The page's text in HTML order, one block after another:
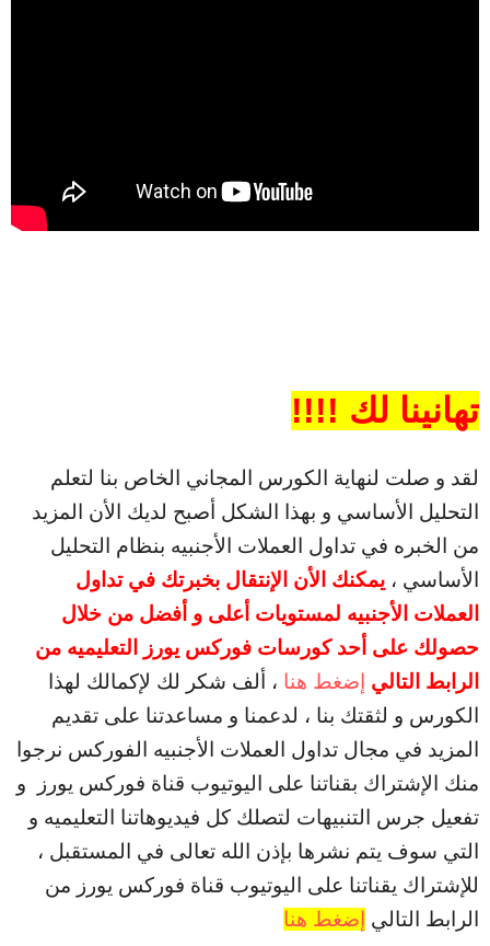
تهانينا لك !!!!
لقد و صلت لنهاية الكورس المجاني الخاص بنا لتعلم
التحليل الأساسي و بهذا الشكل أصبح لديك الأن المزيد
من الخبره في تداول العملات الأجنبيه بنظام التحليل
الأساسي ، يمكنك الأن الإنتقال بخبرتك في تداول
العملات الأجنبيه لمستويات أعلى و أفضل من خلال
حصولك على أحد كورسات فوركس يورز التعليميه من
الرابط التالي إضغط هنا ، ألف شكر لك لإكمالك لهذا
الكورس و لثقتك بنا ، لدعمنا و مساعدتنا على تقديم
المزيد في مجال تداول العملات الأجنبيه الفوركس نرجوا
منك الإشتراك بقناتنا على اليوتيوب قناة فوركس يورز و
تفعيل جرس التنبيهات لتصلك كل فيديوهاتنا التعليميه و
التي سوف يتم نشرها بإذن الله تعالى في المستقبل ،
للإشتراك يقناتنا على اليوتيوب قناة فوركس يورز من
الرابط التالي إضغط هنا